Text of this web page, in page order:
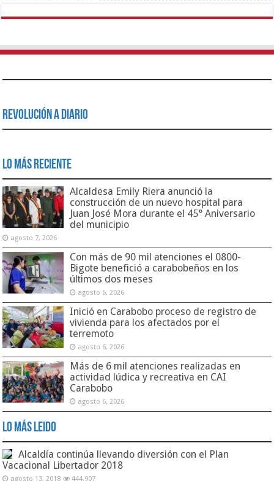
Revolución a Diario
Lo Más Reciente
Alcaldesa Emily Riera anunció la
construcción de un nuevo hospital para
Juan José Mora durante el 45° Aniversario
del municipio
agosto 7, 2026
Con más de 90 mil atenciones el 0800-
Bigote benefició a carabobeños en los
últimos dos meses
agosto 6, 2026
Inició en Carabobo proceso de registro de
vivienda para los afectados por el
terremoto
agosto 6, 2026
Más de 6 mil atenciones realizadas en
actividad lúdica y recreativa en CAI
Carabobo
agosto 6, 2026
Lo Más Leido
Alcaldía continúa llevando diversión con el Plan
Vacacional Libertador 2018
agosto 13, 2018 444,907